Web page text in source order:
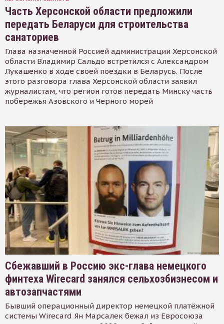
Часть Херсонской области предложили
передать Беларуси для строительства
санаториев
Глава назначенной Россией администрации Херсонской
области Владимир Сальдо встретился с Александром
Лукашенко в ходе своей поездки в Беларусь. После
этого разговора глава Херсонской области заявил
журналистам, что регион готов передать Минску часть
побережья Азовского и Черного морей
Сбежавший в Россию экс-глава немецкого
финтеха Wirecard занялся сельхозбизнесом и
автозапчастями
Бывший операционный директор немецкой платёжной
системы Wirecard Ян Марсалек бежал из Евросоюза